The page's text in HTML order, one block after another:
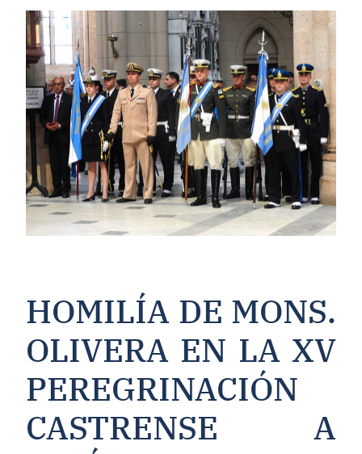
HOMILÍA DE MONS.
OLIVERA EN LA XV
PEREGRINACIÓN
CASTRENSE A